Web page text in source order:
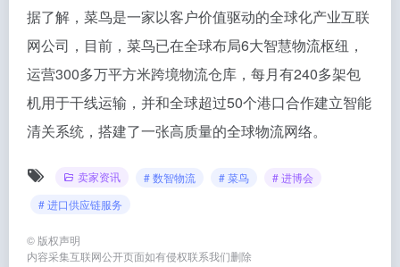
据了解，菜鸟是一家以客户价值驱动的全球化产业互联
网公司，目前，菜鸟已在全球布局6大智慧物流枢纽，
运营300多万平方米跨境物流仓库，每月有240多架包
机用于干线运输，并和全球超过50个港口合作建立智能
清关系统，搭建了一张高质量的全球物流网络。
卖家资讯 # 数智物流 # 菜鸟
# 进博会
# 进口供应链服务
© 版权声明
内容采集互联网公开页面如有侵权联系我们删除